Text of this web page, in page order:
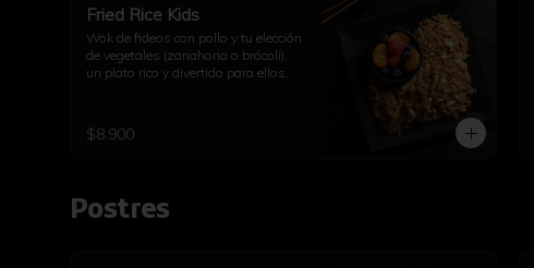
Fried Rice Kids
Wok de fideos con pollo y tu elección
de vegetales (zanahoria o brócoli),
un plato rico y divertido para ellos.
$8.900
Postres